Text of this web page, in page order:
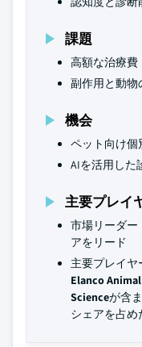
課題
高額な治療費
副作用と動物
機会
ペット向け個
AIを活用した
主要プレイ
市場リーダー
アをリード
主要プレイヤ
Elanco
Scienceが含
シェアを占め